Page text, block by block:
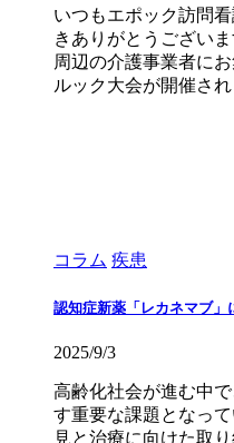
いつもエポック訪問
きありがとうござい
周辺の介護事業者に
ルック大会が開催さ
コラム 疾患
認知症新薬「レカネマブ」
2025/9/3
高齢化社会が進む中
す重要な課題となっ
見と治療に向けた取